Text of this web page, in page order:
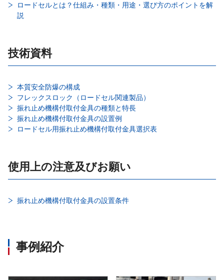
ロードセルとは？仕組み・種類・用途・選び方のポイントを解
説
技術資料
本質安全防爆の構成
フレックスロック（ロードセル関連製品）
振れ止め機構付取付金具の種類と特長
振れ止め機構付取付金具の設置例
ロードセル用振れ止め機構付取付金具選択表
使用上の注意及びお願い
振れ止め機構付取付金具の設置条件
事例紹介